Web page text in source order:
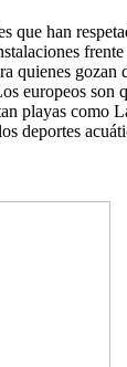
que han
quienes gozan
europeos son
playas como
deportes